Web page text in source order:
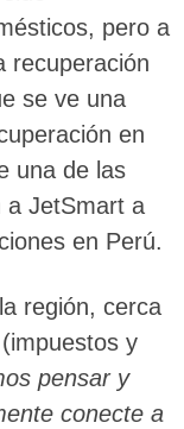
pero a
recuperación
se ve una
en
una de las
a JetSmart a
en Perú.
región, cerca
y
pensar y
conecte a